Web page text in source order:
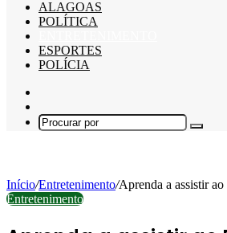
ALAGOAS
POLÍTICA
ESPORTES
POLÍCIA
skin
Início/Entretenimento/Aprenda a assistir
Entretenimento